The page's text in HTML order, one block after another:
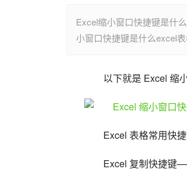
Excel缩小窗口快捷键是什
小窗口快捷键是什么excel
以下就是 Excel 缩
Excel 表格常用快捷
Excel 复制快捷键